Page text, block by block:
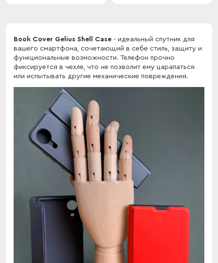
Book Cover Gelius Shell Case - идеальный спутник для
вашего смартфона, сочетающий в себе стиль, защиту и
функциональные возможности. Телефон прочно
фиксируется в чехле, что не позволит ему царапаться
или испытывать другие механические повреждения.